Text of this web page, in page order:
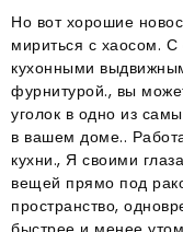
Но вот хорошие
мириться с хаосом.
кухонными
фурнитурой., вы
уголок в одно из
в вашем доме..
кухни., Я своими
вещей прямо под
пространство,